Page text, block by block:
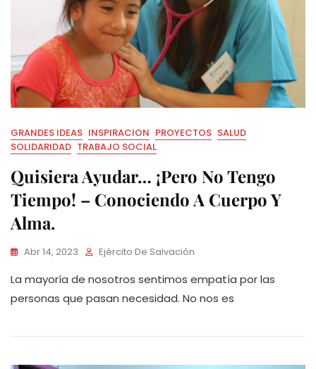
GRANDES IDEAS INSPIRACION PROYECTOS SALUD
SOLIDARIDAD TRABAJO SOCIAL
Quisiera Ayudar… ¡Pero No Tengo
Tiempo! – Conociendo A Cuerpo Y
Alma.
Abr 14, 2023 Ejército De Salvación
La mayoría de nosotros sentimos empatía por las
personas que pasan necesidad. No nos es